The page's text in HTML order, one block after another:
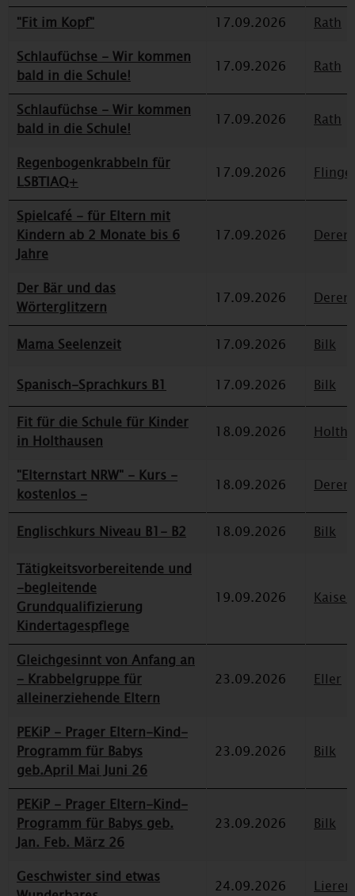
"Fit im Kopf" 17.09.2026
Rath
Schlaufüchse - Wir kommen
bald in die Schule!
17.09.2026 Rath
Schlaufüchse - Wir kommen
bald in die Schule!
17.09.2026 Rath
Regenbogenkrabbeln für
LSBTIAQ+
17.09.2026
Spielcafé - für Eltern mit
Kindern ab 2 Monate bis 6
Jahre
17.09.2026
Der Bär und das
Wörterglitzern
17.09.2026
Mama Seelenzeit 17.09.2026 Bilk
Spanisch-Sprachkurs B1 17.09.2026
Bilk
Fit für die Schule für Kinder
in Holthausen
18.09.2026
"Elternstart NRW" - Kurs -
kostenlos -
18.09.2026
Englischkurs Niveau B1- B2 18.09.2026
Bilk
Tätigkeitsvorbereitende und
-begleitende
Grundqualifizierung
Kindertagespflege
19.09.2026
Gleichgesinnt von Anfang an
- Krabbelgruppe für
alleinerziehende Eltern
23.09.2026 Eller
PEKiP - Prager Eltern-Kind-
Programm für Babys
geb.April Mai Juni 26
23.09.2026 Bilk
PEKiP - Prager Eltern-Kind-
Programm für Babys geb.
Jan. Feb. März 26
23.09.2026 Bilk
Geschwister sind etwas
24.09.2026